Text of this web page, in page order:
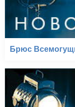
Брюс